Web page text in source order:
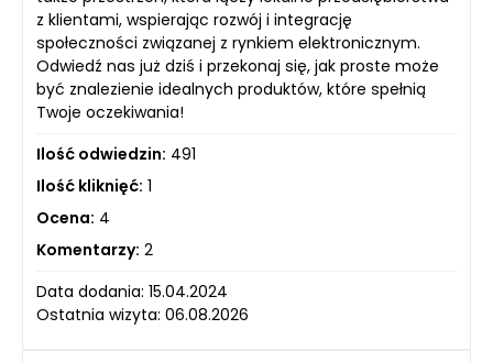
z klientami, wspierając rozwój i integrację
społeczności związanej z rynkiem elektronicznym.
Odwiedź nas już dziś i przekonaj się, jak proste może
być znalezienie idealnych produktów, które spełnią
Twoje oczekiwania!
Ilość odwiedzin: 491
Ilość kliknięć: 1
Ocena: 4
Komentarzy: 2
Data dodania: 15.04.2024
Ostatnia wizyta: 06.08.2026